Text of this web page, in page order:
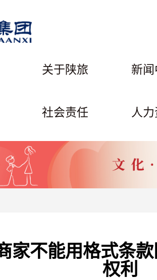
关于陕旅 新
社会责任 人
家不能用格式条
权利